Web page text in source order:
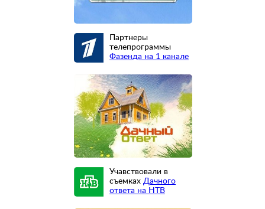
Партнеры
телепрограммы
Фазенда на 1 канале
Учавствовали в
съемках Дачного
ответа на НТВ